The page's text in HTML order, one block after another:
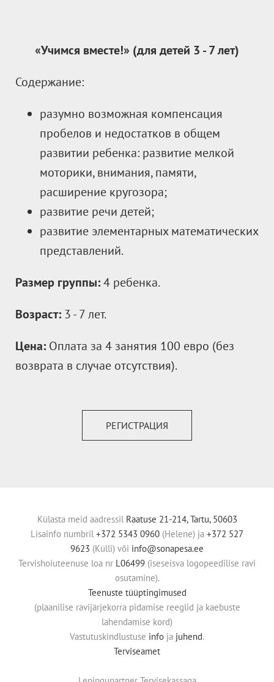
«Учимся вместе!» (для детей 3 - 7 лет)
Содержание:
разумно возможная компенсация
пробелов и недостатков в общем
развитии ребенка: развитие мелкой
моторики, внимания, памяти,
расширение кругозора;
развитие речи детей;
развитие элементарных математических
представлений.
Размер группы:4 ребенка.
Возраст: 3 - 7 лет.
Цена: Оплата за 4 занятия 100 евро (без
возврата в случае отсутствия).
РЕГИСТРАЦИЯ
Külasta meid aadressil Raatuse 21-214, Tartu, 50603
Lisainfo numbril +372 5343 0960 (Helene) ja +372 527
9623 (Külli) või info@sonapesa.ee
Tervishoiuteenuse loa nr L06499 (iseseisva logopeedilise ravi
osutamine).
Teenuste tüüptingimused
(plaanilise ravijärjekorra pidamise reeglid ja kaebuste
lahendamise kord)
Vastutuskindlustuse info ja juhend.
Terviseamet